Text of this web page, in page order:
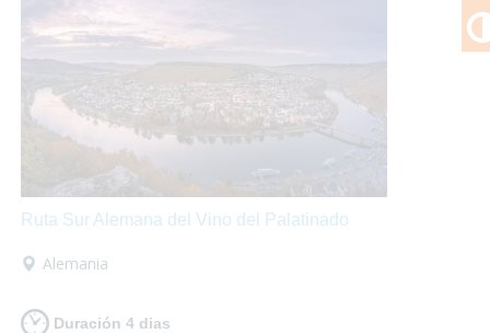
Ruta Sur Alemana del Vino del Palatinado
Alemania
Duración 4 dias